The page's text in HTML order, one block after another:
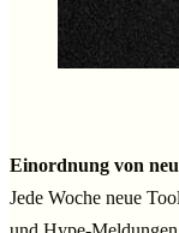
Einordnung von
Jede Woche neue